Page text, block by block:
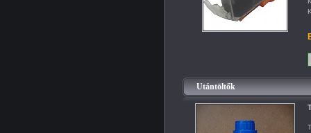
Utántöltők